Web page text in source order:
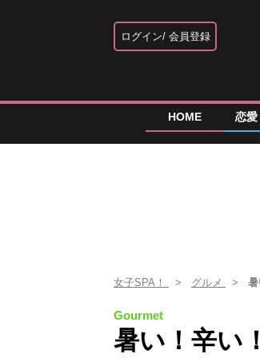
ログイン 会員登録
HOME 恋愛
女子SPA！ グルメ
Gourmet
暑い！辛い